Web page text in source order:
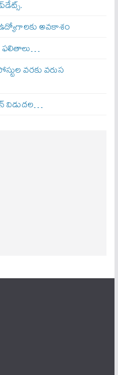
అవకాశం
ఫలితాలు…
వరకు వరుస
విడుదల…